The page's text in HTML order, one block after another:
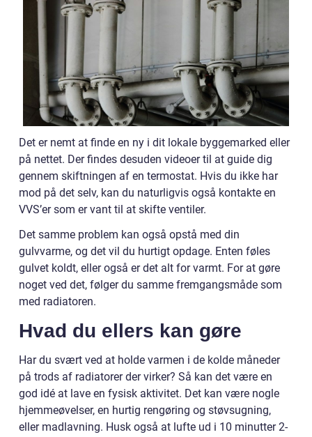
Det er nemt at finde en ny i dit lokale byggemarked eller
på nettet. Der findes desuden videoer til at guide dig
gennem skiftningen af en termostat. Hvis du ikke har
mod på det selv, kan du naturligvis også kontakte en
VVS’er som er vant til at skifte ventiler.
Det samme problem kan også opstå med din
gulvvarme, og det vil du hurtigt opdage. Enten føles
gulvet koldt, eller også er det alt for varmt. For at gøre
noget ved det, følger du samme fremgangsmåde som
med radiatoren.
Hvad du ellers kan gøre
Har du svært ved at holde varmen i de kolde måneder
på trods af radiatorer der virker? Så kan det være en
god idé at lave en fysisk aktivitet. Det kan være nogle
hjemmeøvelser, en hurtig rengøring og støvsugning,
eller madlavning. Husk også at lufte ud i 10 minutter 2-